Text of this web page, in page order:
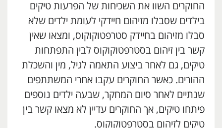
החוקרים השוו את השכיחות של הפרעות טיקים
בילדים שסבלו מזיהום חיידקי לעומת ילדים שלא
סבלו מזיהום בחיידק סטרפטוקוקוס, ומצאו שאין
קשר בין זיהום בסטרפטוקוקוס לבין התפתחות
טיקים, גם לאחר ביצוע התאמה לגיל, מין והשכלת
ההורים. כאשר החוקרים עקבו אחרי המשתתפים
שנתיים לאחר סיום המחקר, שבעה ילדים נוספים
פיתחו טיקים, אך החוקרים עדיין לא מצאו קשר בין
טיקים לזיהום בסטרפטוקוקוס.